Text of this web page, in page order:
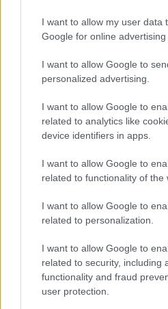
I want to allow my user data
Google for online advertising
I want to allow Google to
personalized advertising.
I want to allow Google to
related to analytics like
device identifiers in apps.
I want to allow Google to
related to functionality of the
I want to allow Google to
related to personalization.
I want to allow Google to
related to security, including
functionality and fraud
user protection.
Egyetemes történelem
A nácizmus és a náci
(kiegészítő
Lapszám